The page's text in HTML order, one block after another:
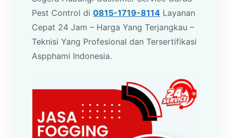
Pest Control di0815-1719-8114 Layanan
Cepat 24 Jam – Harga Yang Terjangkau –
Teknisi Yang Profesional dan Tersertifikasi
Aspphami Indonesia.